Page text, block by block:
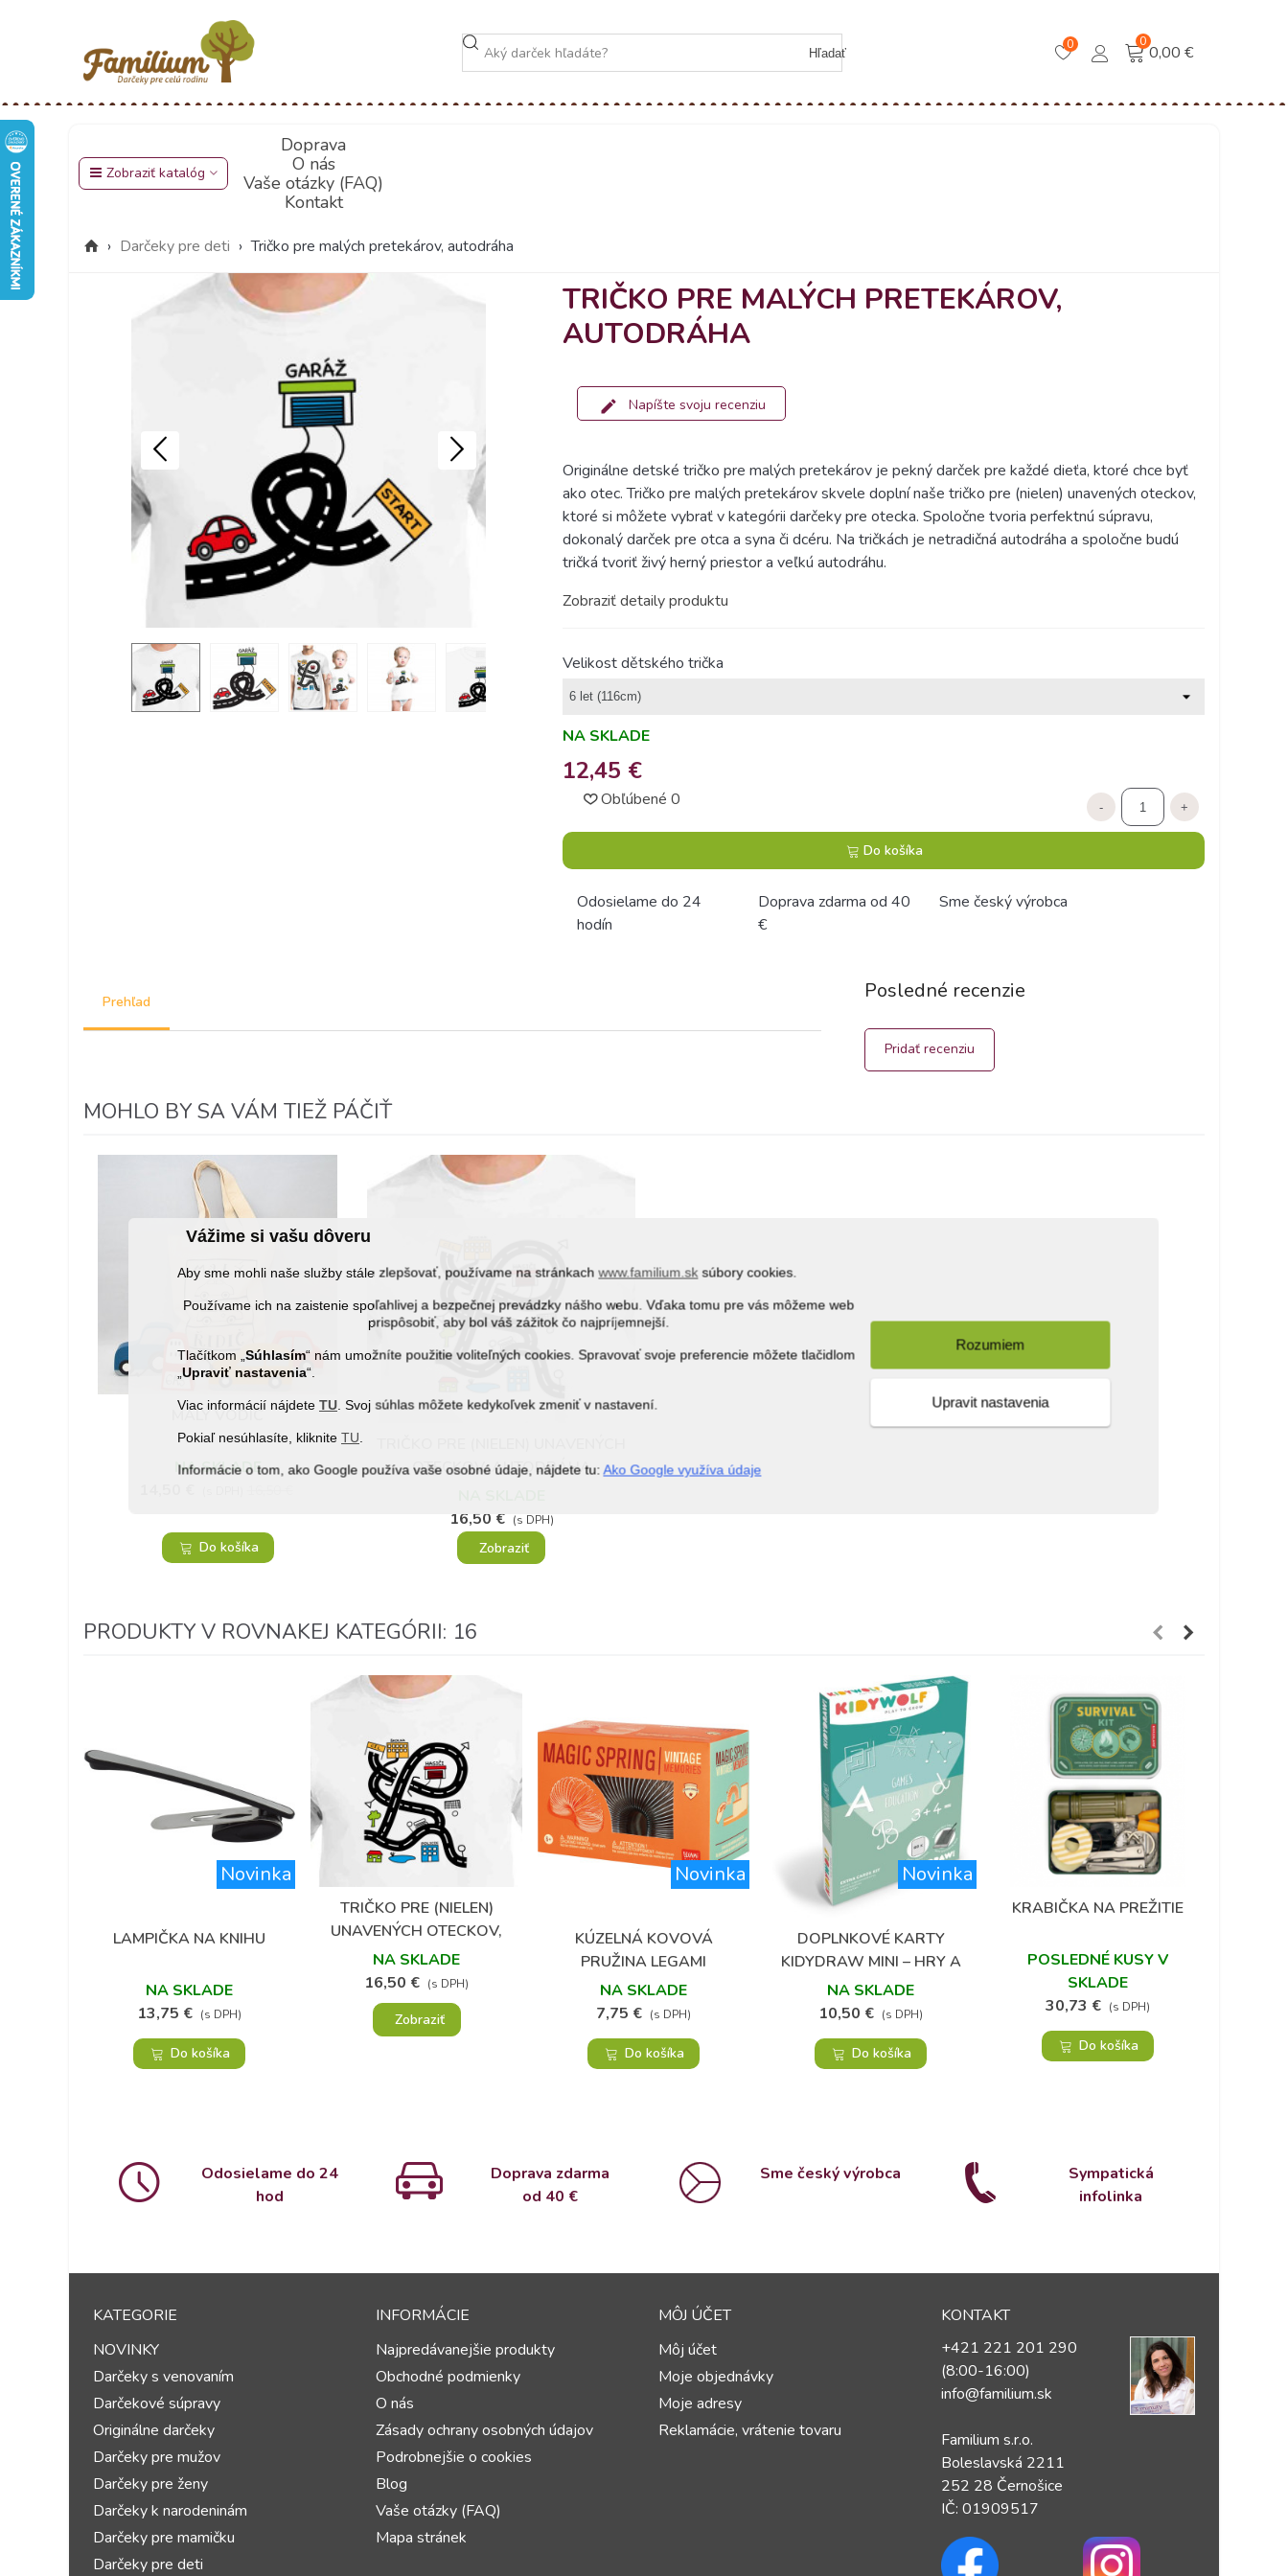
Vážime si vašu dôveru
Aby sme mohli naše služby stále zlepšovať, používame na stránkachwww.familium.sk súbory cookies.
Používame ich na zaistenie spoľahlivej a bezpečnej prevádzky nášho webu. Vďaka tomu pre vás môžeme web
prispôsobiť, aby bol váš zážitok čo najpríjemnejší.
Tlačítkom „Súhlasím“ nám umožníte použitie voliteľných cookies. Spravovať svoje preferencie môžete tlačidlom
„Upraviť nastavenia“.
Viac informácií nájdete TU . Svoj súhlas môžete kedykoľvek zmeniť v nastavení.
Pokiaľ nesúhlasíte, klikniteTU
Informácie o tom, ako Google používa vaše osobné údaje, nájdete tu:Ako Google využíva údaje
Rozumiem
Upravit nastavenia
Hľadať
0 0
0,00 €
Zobraziť katalóg
Doprava
O nás
Vaše otázky (FAQ)
Kontakt
› Darčeky pre deti › Tričko pre malých pretekárov, autodráha
TRIČKO PRE MALÝCH PRETEKÁROV,
AUTODRÁHA
Napíšte svoju recenziu
Originálne detské tričko pre malých pretekárov je pekný darček pre každé dieťa, ktoré chce byť
ako otec. Tričko pre malých pretekárov skvele doplní naše tričko pre (nielen) unavených oteckov,
ktoré si môžete vybrať v kategórii darčeky pre otecka. Spoločne tvoria perfektnú súpravu,
dokonalý darček pre otca a syna či dcéru. Na tričkách je netradičná autodráha a spoločne budú
tričká tvoriť živý herný priestor a veľkú autodráhu.
Zobraziť detaily produktu
Velikost dětského trička
NA SKLADE
12,45 €
Obľúbené 0 - +
Do košíka
Odosielame do 24
hodín
Doprava zdarma od 40
€
Sme český výrobca
Prehľad Posledné recenzie
Pridať recenziu
MOHLO BY SA VÁM TIEŽ PÁČIŤ
Obľúbené
MALÝ VODIČ
NA SKLADE
Do košíka
OTECKOV, AUTODRÁHA
16,50 € (s DPH)
Zobraziť
PRODUKTY V ROVNAKEJ KATEGÓRII: 16
Novinka
Obľúbené
LAMPIČKA NA KNIHU
NA SKLADE
13,75 € (s DPH)
Do košíka
Obľúbené
TRIČKO PRE (NIELEN)
UNAVENÝCH OTECKOV,
AUTODRÁHA
NA SKLADE
16,50 € (s DPH)
Zobraziť
Novinka
Obľúbené
KÚZELNÁ KOVOVÁ
PRUŽINA LEGAMI
NA SKLADE
7,75 € (s DPH)
Do košíka
Novinka
Obľúbené
DOPLNKOVÉ KARTY
KIDYDRAW MINI – HRY A
VZDELÁVANIE
NA SKLADE
10,50 € (s DPH)
Do košíka
Obľúbené
KRABIČKA NA PREŽITIE
POSLEDNÉ KUSY V
SKLADE
30,73 € (s DPH)
Do košíka
Odosielame do 24
hod
Doprava zdarma
od 40 €
Sme český výrobca
Sympatická
infolinka
KATEGORIE
NOVINKY
Darčeky s venovaním
Darčekové súpravy
Originálne darčeky
Darčeky pre mužov
Darčeky pre ženy
Darčeky k narodeninám
Darčeky pre mamičku
Darčeky pre deti
INFORMÁCIE
Najpredávanejšie produkty
Obchodné podmienky
O nás
Zásady ochrany osobných údajov
Podrobnejšie o cookies
Blog
Vaše otázky (FAQ)
Mapa stránek
MÔJ ÚČET
Môj účet
Moje objednávky
Moje adresy
Reklamácie, vrátenie tovaru
KONTAKT
+421 221 201 290
(8:00-16:00)
info@familium.sk
Familium s.r.o.
Boleslavská 2211
252 28 Černošice
IČ: 01909517